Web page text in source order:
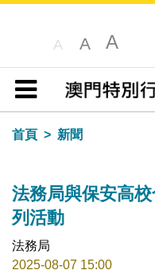
A A A
目錄
首頁
新聞
法務局與保安高
列活動
法務局
2025-08-07 15:00